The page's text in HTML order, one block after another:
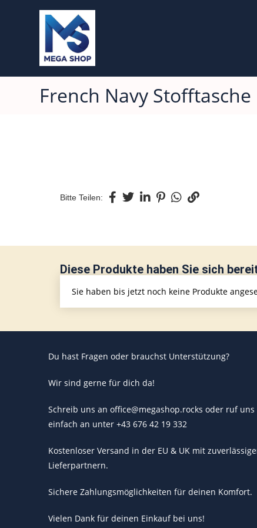
French Navy Stofftasche
Bitte Teilen:
Diese Produkte haben Sie sich
Sie haben bis jetzt noch keine Produkte
Du hast Fragen oder brauchst Unterstützung?
Wir sind gerne für dich da!
Schreib uns an office@megashop.rocks oder ruf uns
einfach an unter +43 676 42 19 332
Kostenloser Versand in der EU & UK mit
Lieferpartnern.
Sichere Zahlungsmöglichkeiten für deinen Komfort.
Vielen Dank für deinen Einkauf bei uns!